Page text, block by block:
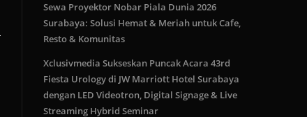
Sewa Proyektor Nobar Piala Dunia 2026
Surabaya: Solusi Hemat & Meriah untuk Cafe,
Resto & Komunitas
Xclusivmedia Sukseskan Puncak Acara 43rd
Fiesta Urology di JW Marriott Hotel Surabaya
dengan LED Videotron, Digital Signage & Live
Streaming Hybrid Seminar